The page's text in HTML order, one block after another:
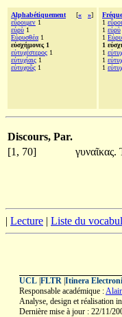
Alphabétiquement [« »]
εὕροιμεν 1
εὐρὺ 1
Εὐρυσθέα 1
εὐσχήμονες 1
εὐτυχέστερος 1
εὐτυχίαις 1
εὐτυχοῦς 1
1
1 εὐρὺ
1
1
1
1
1
Discours, Par.
[1, 70]
γυναῖκας.
| Lecture | Liste du
UCL FLTR Itinera
Responsable académique :
Analyse, design et réalisation
Dernière mise à jour : 22/11/